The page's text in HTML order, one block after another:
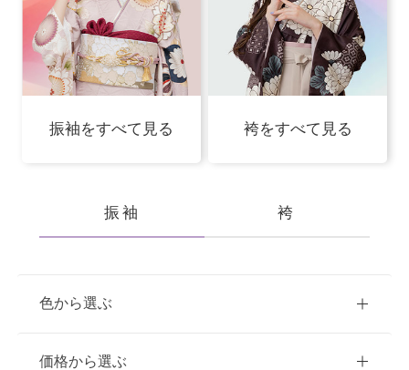
振袖をすべて見る 袴をすべて見る
振袖 袴
色から選ぶ
赤
価格から選ぶ